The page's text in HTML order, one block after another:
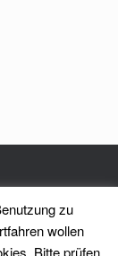
zu
wollen
Bitte prüfen